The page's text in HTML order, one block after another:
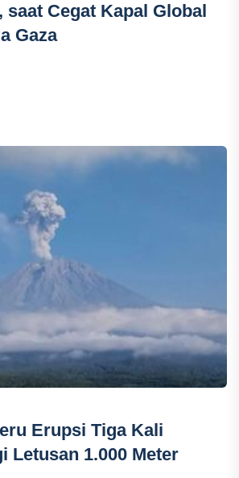
saat Cegat Kapal Global
Gaza
Erupsi Tiga Kali
Letusan 1.000 Meter